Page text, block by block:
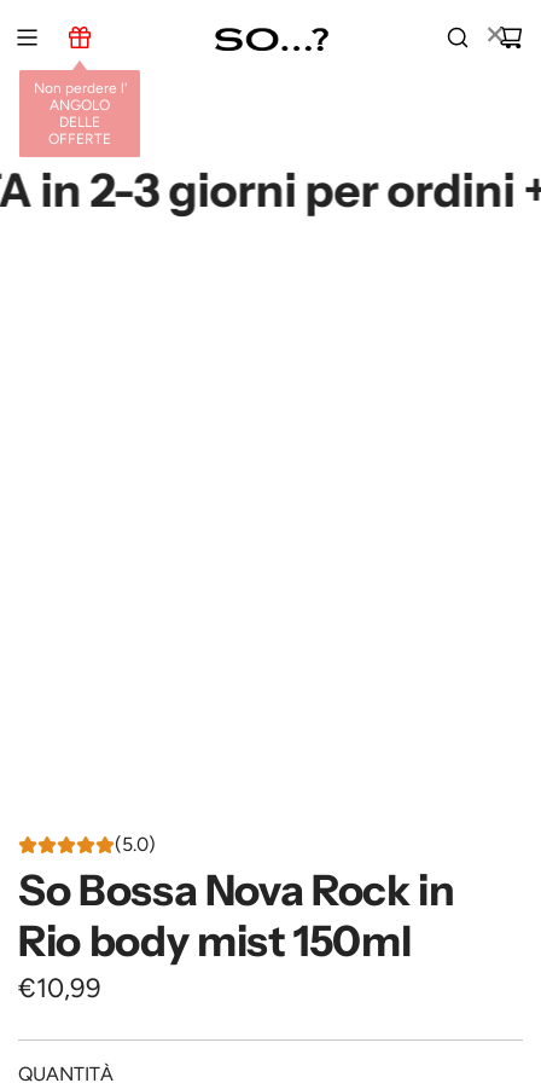
O
N
Non perdere l'
ANGOLO
DELLE
OFFERTE
3 giorni per ordini
(5.0)
So Bossa Nova Rock in
Rio body mist 150ml
P
e
€10,99
QUANTITÀ
×